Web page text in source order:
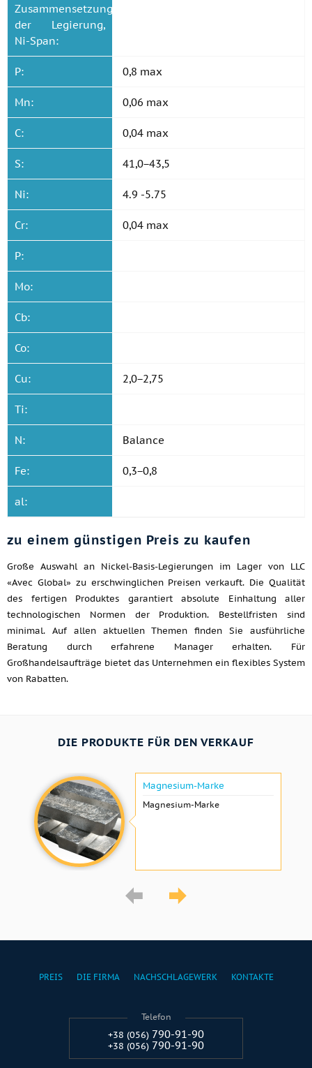
Zusammensetzung
der Legierung,
Ni-Span:
P: 0,8 max
Mn: 0,06 max
C: 0,04 max
S: 41,0−43,5
Ni: 4.9 -5.75
Cr: 0,04 max
P:
Mo:
Cb:
Co:
Cu: 2,0−2,75
Ti:
N: Balance
Fe: 0,3−0,8
al:
zu einem günstigen Preis zu kaufen
Große Auswahl an Nickel-Basis-Legierungen im Lager von LLC
«Avec Global» zu erschwinglichen Preisen verkauft. Die Qualität
des fertigen Produktes garantiert absolute Einhaltung aller
technologischen Normen der Produktion. Bestellfristen sind
minimal. Auf allen aktuellen Themen finden Sie ausführliche
Beratung durch erfahrene Manager erhalten. Für
Großhandelsaufträge bietet das Unternehmen ein flexibles System
von Rabatten.
DIE PRODUKTE FÜR DEN VERKAUF
Magnesium-Marke
Magnesium-Marke
PREIS DIE FIRMA NACHSCHLAGEWERK KONTAKTE
Telefon
+38 (056) 790-91-90
+38 (056) 790-91-90